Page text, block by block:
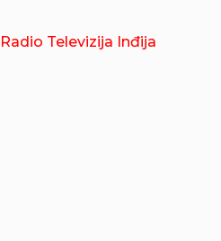
Radio Televizija Inđija